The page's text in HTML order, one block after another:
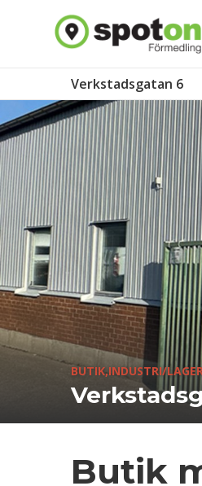
Verkstadsgatan 6
BUTIK,INDUSTRI/
Butik